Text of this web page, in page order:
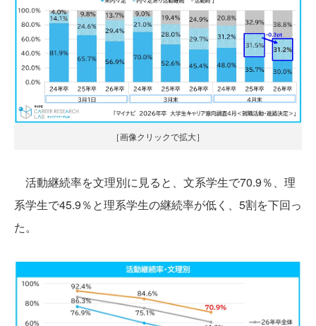
［画像クリックで拡大］
活動継続率を文理別に見ると、文系学生で70.9％、理
系学生で45.9％と理系学生の継続率が低く、5割を下回っ
た。